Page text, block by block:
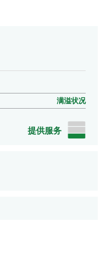
满溢状况
提供服务